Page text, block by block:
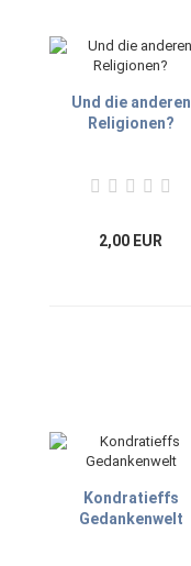
Und die anderen
Religionen?
2,00 EUR
Kondratieffs
Gedankenwelt